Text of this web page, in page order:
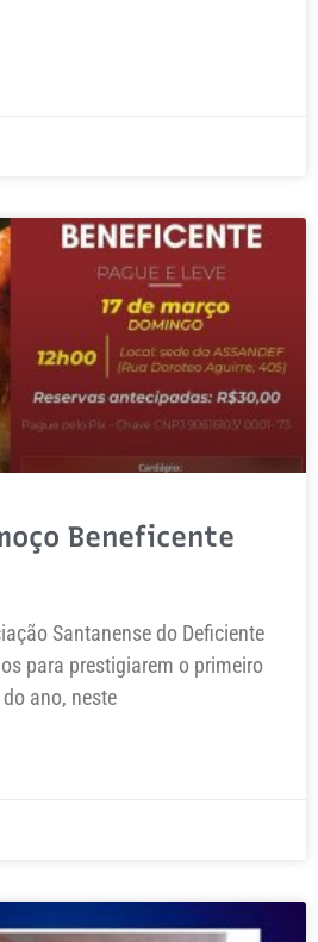
Beneficente
Santanense do Deficiente
para prestigiarem o primeiro
ano, neste